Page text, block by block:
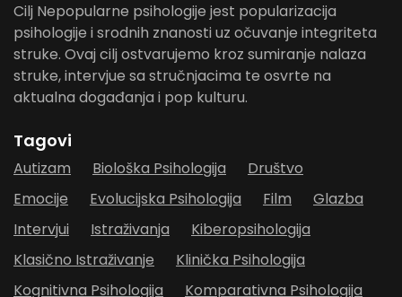
Cilj Nepopularne psihologije jest popularizacija
psihologije i srodnih znanosti uz očuvanje integriteta
struke. Ovaj cilj ostvarujemo kroz sumiranje nalaza
struke, intervjue sa stručnjacima te osvrte na
aktualna događanja i pop kulturu.
Tagovi
Autizam Biološka Psihologija
Društvo
Emocije
Evolucijska Psihologija Film
Glazba
Intervjui
Istraživanja
Kiberopsihologija
Klasično Istraživanje
Klinička Psihologija
Kognitivna Psihologija
Komparativna Psihologija